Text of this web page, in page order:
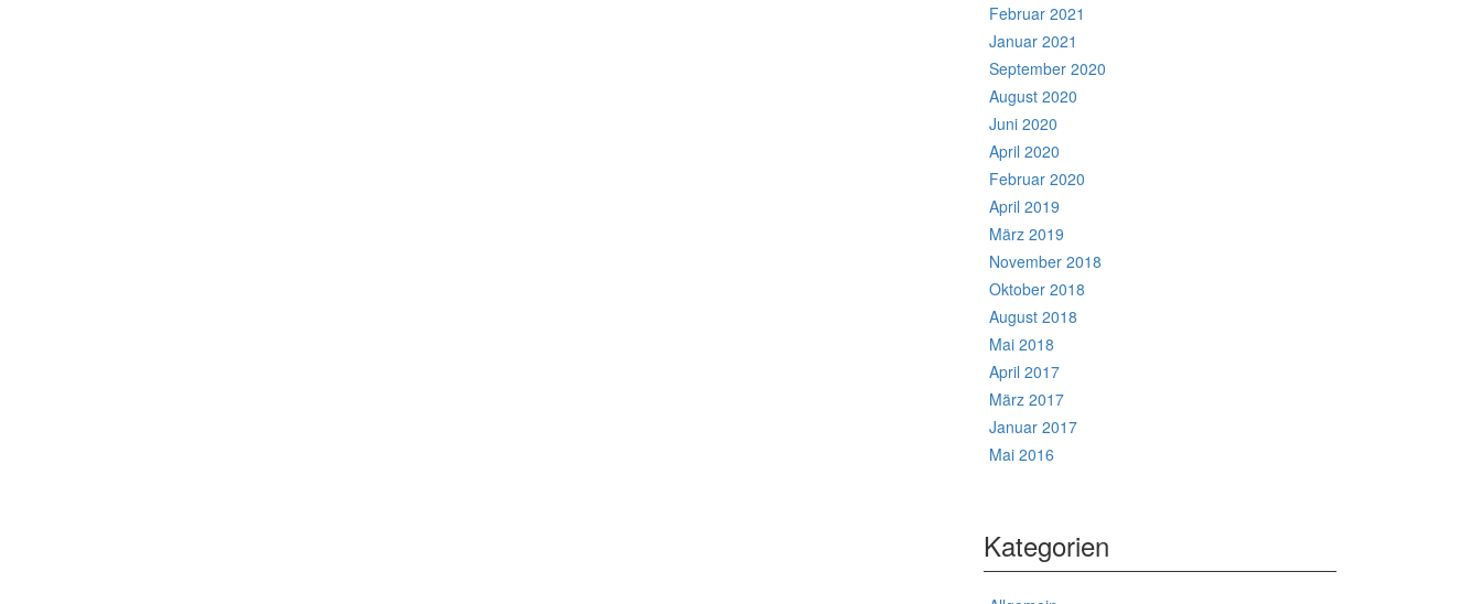
Februar 2021
Januar 2021
September 2020
August 2020
Juni 2020
April 2020
Februar 2020
April 2019
März 2019
November 2018
Oktober 2018
August 2018
Mai 2018
April 2017
März 2017
Januar 2017
Mai 2016
Kategorien